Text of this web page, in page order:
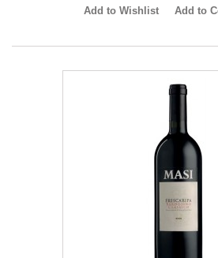
Add to Wishlist Add to